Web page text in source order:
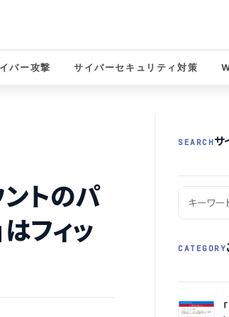
バー攻撃 サイバーセキュリティ対策
ントのパ
フィッ
SEARCHサ
CATEGORY